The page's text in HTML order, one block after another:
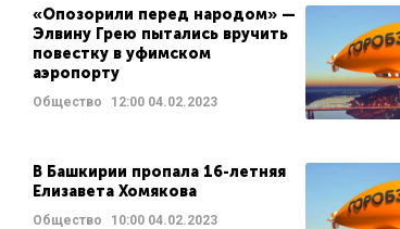
«Опозорили перед народом» —
Элвину Грею пытались вручить
повестку в уфимском
аэропорту
Общество 12:0004.02.2023
В Башкирии пропала 16-летняя
Елизавета Хомякова
Общество 10:0004.02.2023